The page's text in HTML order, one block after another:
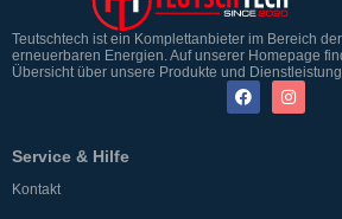
Teutschtech ist ein Komplettanbieter im Bereich
erneuerbaren Energien. Auf unserer Homepage
Übersicht über unsere Produkte und
Service & Hilfe
Kontakt